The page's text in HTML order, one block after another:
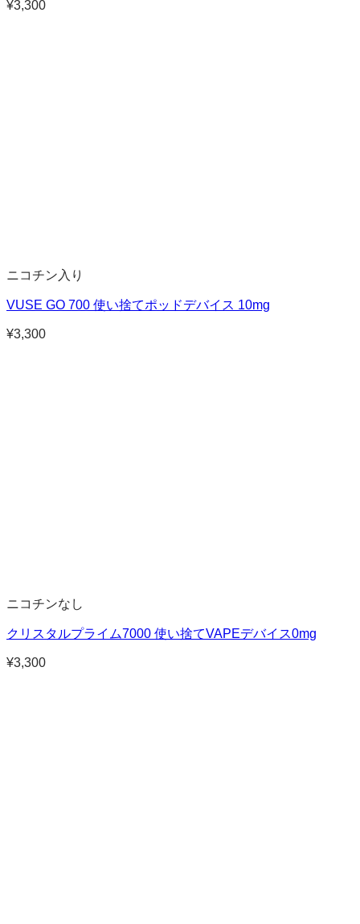
¥3,300
ニコチン入り
VUSE GO 700 使い捨てポッドデバイス 10mg
¥3,300
ニコチンなし
クリスタルプライム7000 使い捨てVAPEデバイス0mg
¥3,300